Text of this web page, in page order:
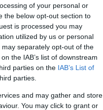
of your personal or
the below opt-out section to
is processed you may
utilized by us or personal
separately opt-out of the
the IAB’s list of downstream
parties on the IAB’s List of
parties.
and may gather and store
You may click to grant or